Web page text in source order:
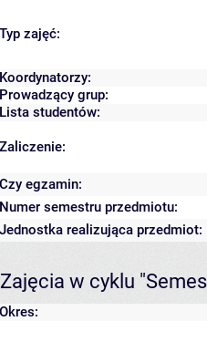
Typ zajęć:
Koordynatorzy:
Prowadzący grup:
Lista studentów:
Zaliczenie:
Czy egzamin:
Numer semestru przedmiotu:
Jednostka realizująca przedmiot:
Zajęcia w cyklu
Okres: